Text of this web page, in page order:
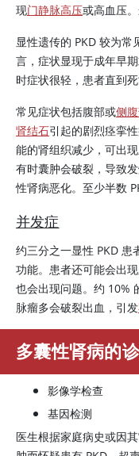
现门静脉高压或高血压
显性遗传的 PKD 较为
言，症状显现于成年早
时症状很轻，患者直到
常见症状包括腹部或侧
肾结石引起的剧烈痉挛
能的肾组织减少，可出
有时囊肿会破裂，导致
性肾病恶化。至少半数
并发症
约三分之一显性 PKD 患
功能。患者还可能会出
也会出现问题。约 10%
脉瘤多会破裂出血，引发
多囊性肾病的
影像学检查
基因检测
医生根据家庭病史或因